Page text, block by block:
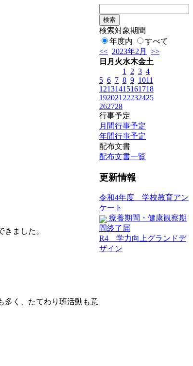
ました。
多く、たてわり班活動も意
検索対象期間
年度内
すべて
<< 2023年2月
>>
日 月 火水木金土
1
2 3 4
5 6 7 8 9 1011
12131415161718
192021 22232425
262728
行事予定
月間行事予定
年間行事予定
配布文書
配布文書一覧
更新情報
令和4年度 学校教育アン
ケート
療養期間・健康観察期
間終了届
R4 学力向上グランドデ
ザイン